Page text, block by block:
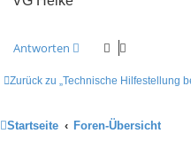
Antworten
Zurück zu „Technische Hilfestellung
Startseite Foren-Übersicht